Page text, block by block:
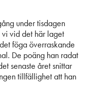
under tisdagen
vi vid det här laget
föga överraskande
De poäng han radat
senaste året snittar
tillfällighet att han